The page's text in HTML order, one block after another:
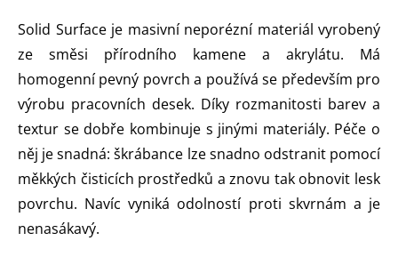
Solid Surface je masivní neporézní materiál vyrobený
ze směsi přírodního kamene a akrylátu. Má
homogenní pevný povrch a používá se především pro
výrobu pracovních desek. Díky rozmanitosti barev a
textur se dobře kombinuje s jinými materiály. Péče o
něj je snadná: škrábance lze snadno odstranit pomocí
měkkých čisticích prostředků a znovu tak obnovit lesk
povrchu. Navíc vyniká odolností proti skvrnám a je
nenasákavý.